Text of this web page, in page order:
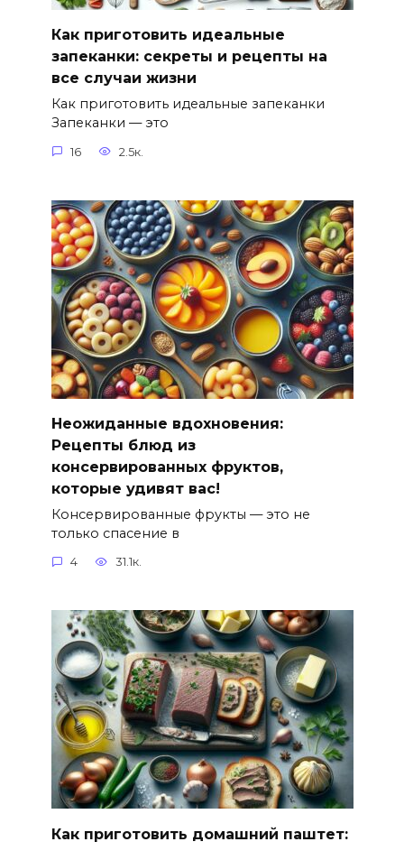
Как приготовить идеальные
запеканки: секреты и рецепты на
все случаи жизни
Как приготовить идеальные запеканки
Запеканки — это
16 2.5к.
Неожиданные вдохновения:
Рецепты блюд из
консервированных фруктов,
которые удивят вас!
Консервированные фрукты — это не
только спасение в
4 31.1к.
Как приготовить домашний паштет: